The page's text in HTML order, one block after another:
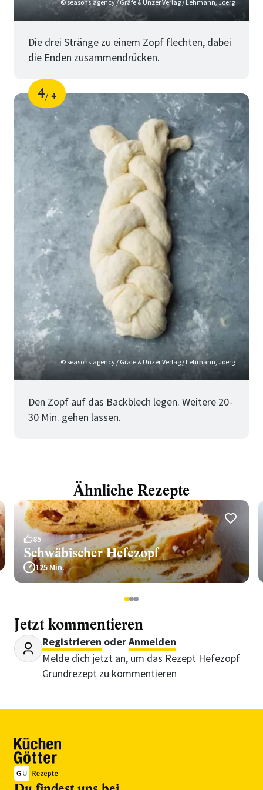
© seasons.agency / Gräfe & Unzer Verlag / Lehmann, Joerg
Die drei Stränge zu einem Zopf flechten, dabei
die Enden zusammendrücken.
Schritt
4
von
4
für
Hefezopf
flechten
© seasons.agency / Gräfe & Unzer Verlag / Lehmann, Joerg
Den Zopf auf das Backblech legen. Weitere 20-
30 Min. gehen lassen.
Ähnliche Rezepte
85
Schwäbischer Hefezopf
125 Min.
123
Jetzt kommentieren
Registrieren oderAnmelden
Melde dich jetzt an, um das Rezept Hefezopf
Grundrezept zu kommentieren